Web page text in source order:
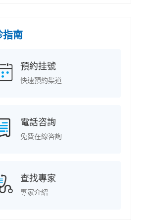
指南
預約挂號
快速預約渠道
電話咨詢
免費在線咨詢
查找專家
專家介紹